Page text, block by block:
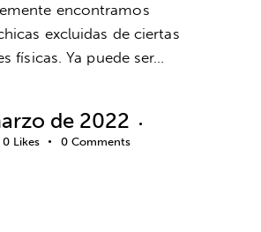
encontramos
excluidas de ciertas
físicas. Ya puede ser…
de 2022
0 Likes 0 Comments